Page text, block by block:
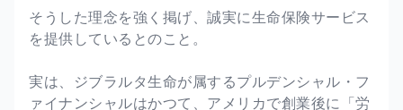
そうした理念を強く掲げ、誠実に生命保険サービス
を提供しているとのこと。
実は、ジブラルタ生命が属するプルデンシャル・フ
ァイナンシャルはかつて、アメリカで創業後に「労